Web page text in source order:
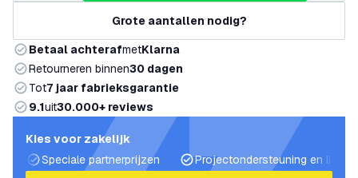
Grote aantallen nodig?
Betaal achterafmetKlarna
Retourneren binnen30 dagen
Tot7 jaar fabrieksgarantie
9.1uit30.000+ reviews
Kies voor zakelijk
Speciale partnerprijzen
Projectondersteuning en